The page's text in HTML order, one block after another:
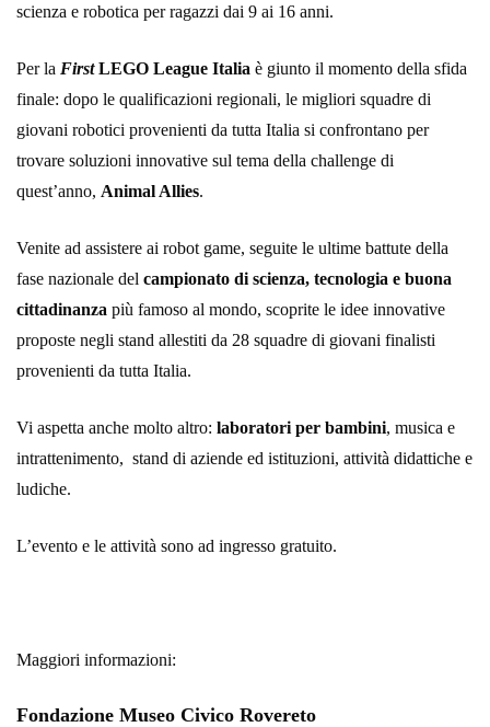
scienza e robotica per ragazzi dai 9 ai 16 anni.
Per la FirstLEGO League Italia è giunto il momento della sfida
finale: dopo le qualificazioni regionali, le migliori squadre di
giovani robotici provenienti da tutta Italia si confrontano per
trovare soluzioni innovative sul tema della challenge di
quest’anno, Animal Allies.
Venite ad assistere ai robot game, seguite le ultime battute della
fase nazionale del campionato di scienza, tecnologia e buona
cittadinanza più famoso al mondo, scoprite le idee innovative
proposte negli stand allestiti da 28 squadre di giovani finalisti
provenienti da tutta Italia.
Vi aspetta anche molto altro: laboratori per bambini, musica e
intrattenimento, stand di aziende ed istituzioni, attività didattiche e
ludiche.
L’evento e le attività sono ad ingresso gratuito.
Maggiori informazioni:
Fondazione Museo Civico Rovereto